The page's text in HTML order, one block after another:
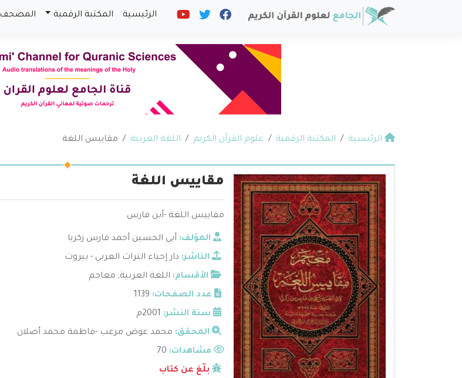
الرئيسية المكتبة الرقمية المصحف
الرئيسية المكتبة الرقمية علوم القرآن الكريم اللغة العربية مقاييس اللغة
مقاييس اللغة
مقاييس اللغة -أبن فارس
المؤلف: أبي الحسين أحمد فارس زكريا
الناشر: دار إحياء التراث العربي - بيروت
الأقسام: اللغة العربية, معاجم
عدد الصفحات: 1139
سنة النشر: 2001م
المحقق: محمد عوض مرعب -فاطمة محمد أصلان
مشاهدات:
بلّغ عن كتاب